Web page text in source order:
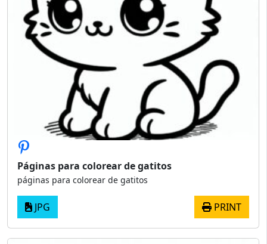
Páginas para colorear de gatitos
páginas para colorear de gatitos
JPG PRINT